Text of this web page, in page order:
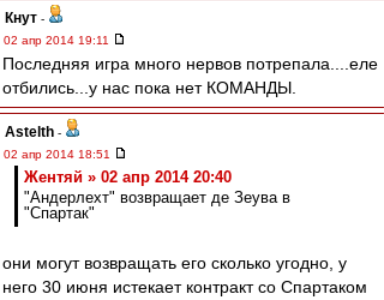
Кнут -
02 апр 2014 19:11
Последняя игра много нервов потрепала....еле
отбились...у нас пока нет КОМАНДЫ.
Astelth -
02 апр 2014 18:51
Жентяй » 02 апр 2014 20:40
"Андерлехт" возвращает де Зеува в
"Спартак"
они могут возвращать его сколько угодно, у
него 30 июня истекает контракт со Спартаком